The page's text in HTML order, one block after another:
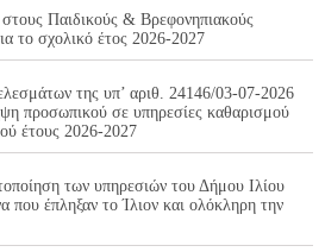
Παιδικούς & Βρεφονηπιακούς
το σχολικό έτος 2026-2027
της υπ’ αριθ. 24146/03-07-2026
προσωπικού σε υπηρεσίες καθαρισμού
έτους 2026-2027
των υπηρεσιών του Δήμου Ιλίου
που έπληξαν το Ίλιον και ολόκληρη την